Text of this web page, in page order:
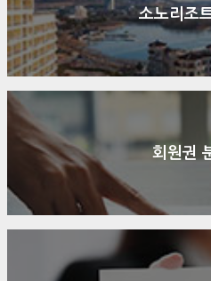
소노리조
회원권